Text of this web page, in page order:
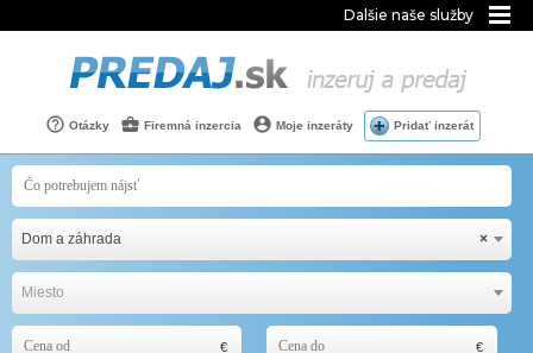
Dalšie naše služby
Otázky Firemná inzercia Moje inzeráty Pridať inzerát
×
Dom a záhrada
Miesto